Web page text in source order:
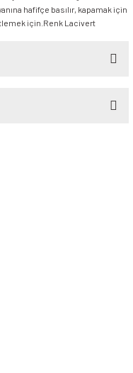
hafifçe basılır, kapamak için
için.Renk Lacivert